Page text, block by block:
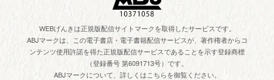
WEBげんきは正規版配信サイトマークを取得したサービスです。
ABJマークは、この電子書店・電子書籍配信サービスが、著作権者からコ
ンテンツ使用許諾を得た正規版配信サービスであることを示す登録商標
（登録番号 第6091713号）です。
ABJマークについて、詳しくはこちらを御覧ください。